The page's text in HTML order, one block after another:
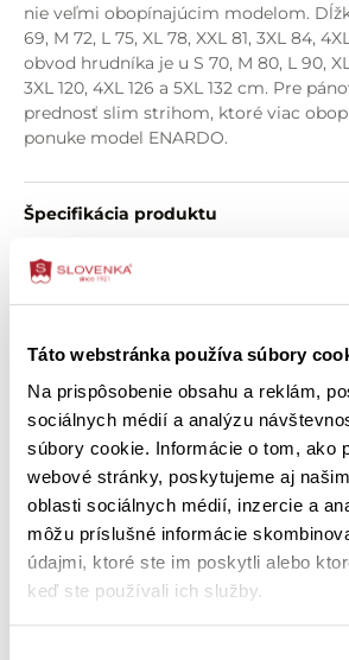
Táto webstránka používa súbory
Na prispôsobenie obsahu a reklám,
sociálnych médií a analýzu
súbory cookie. Informácie o tom, ako
webové stránky, poskytujeme aj
oblasti sociálnych médií, inzercie a
môžu príslušné informácie
údajmi, ktoré ste im poskytli alebo
keď ste používali ich služby.
nie veľmi obopínajúcim modelom.
69, M 72, L 75, XL 78, XXL 81, 3XL 84,
obvod hrudníka je u S 70, M 80, L 90, XL
3XL 120, 4XL 126 a 5XL 132 cm. Pre
prednosť slim strihom, ktoré viac
ponuke model ENARDO.
Špecifikácia produktu
O zložení výrobku
Ako správne vybrať veľkosť
Ako ošetriť výrobok
Zákazníci si tiež kúpili